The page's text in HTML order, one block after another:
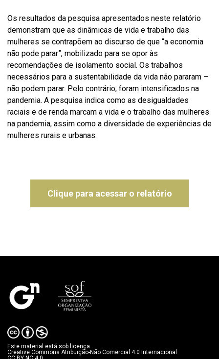
Os resultados da pesquisa apresentados neste relatório
demonstram que as dinâmicas de vida e trabalho das
mulheres se contrapõem ao discurso de que “a economia
não pode parar”, mobilizado para se opor às
recomendações de isolamento social. Os trabalhos
necessários para a sustentabilidade da vida não pararam –
não podem parar. Pelo contrário, foram intensificados na
pandemia. A pesquisa indica como as desigualdades
raciais e de renda marcam a vida e o trabalho das mulheres
na pandemia, assim como a diversidade de experiências de
mulheres rurais e urbanas.
Clique para acessar o relatório
Este material está sob licença
Creative Commons Atribuição-Não Comercial 4.0 Internacional